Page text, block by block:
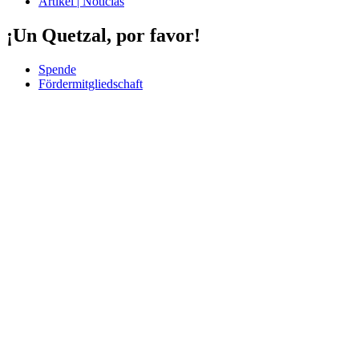
¡Un Quetzal, por favor!
Spende
Fördermitgliedschaft